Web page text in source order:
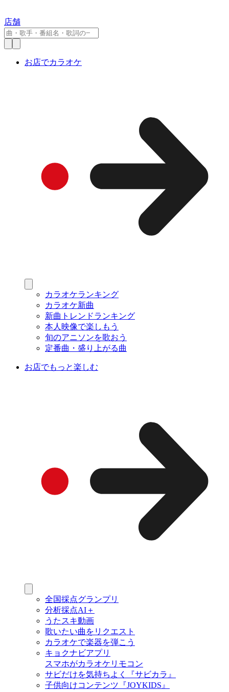
店舗
お店でカラオケ
カラオケランキング
カラオケ新曲
新曲トレンドランキング
本人映像で楽しもう
旬のアニソンを歌おう
定番曲・盛り上がる曲
お店でもっと楽しむ
全国採点グランプリ
分析採点AI＋
うたスキ動画
歌いたい曲をリクエスト
カラオケで楽器を弾こう
キョクナビアプリ
スマホがカラオケリモコン
サビだけを気持ちよく『サビカラ』
子供向けコンテンツ『JOYKIDS』